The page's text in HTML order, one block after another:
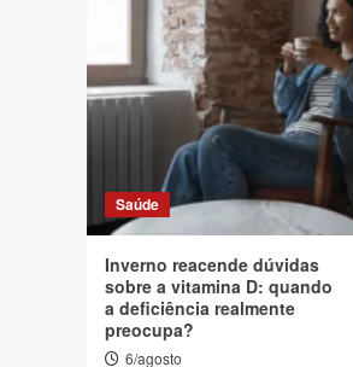
Saúde
Inverno reacende dúvidas
sobre a vitamina D: quando
a deficiência realmente
preocupa?
6/agosto